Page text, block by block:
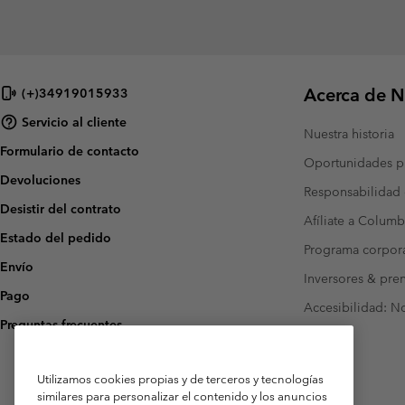
(+)34919015933
Servicio al cliente
Formulario de contacto
Devoluciones
Desistir del contrato
Estado del pedido
Envío
Pago
Preguntas frecuentes
Acerca de
Nuestra historia
Oportunidades
Afíliate a
Programa
Inversores &
Accesibilidad:
Utilizamos cookies propias y de terceros y tecnologías
similares para personalizar el contenido y los anuncios